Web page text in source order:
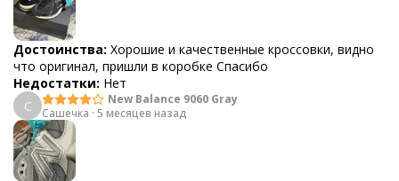
Достоинства: Хорошие и качественные кроссовки, видно
что оригинал, пришли в коробке Спасибо
Недостатки: Нет
С
New Balance 9060 Gray
Сашечка · 5 месяцев назад